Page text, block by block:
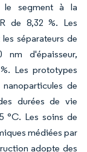
le segment à la
de 8,32 %. Les
séparateurs de
nm d'épaisseur,
Les prototypes
de
durées de vie
°C. Les soins de
médiées par
adopte des